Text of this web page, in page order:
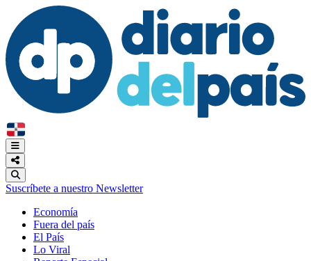
Suscríbete a nuestro Newsletter
Economía
Fuera del país
El País
Lo Viral